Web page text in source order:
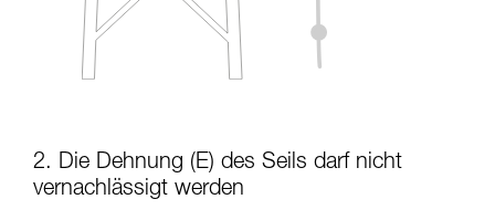
2. Die Dehnung (E) des Seils darf nicht
vernachlässigt werden